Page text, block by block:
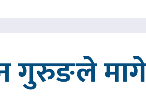
गुरुङले